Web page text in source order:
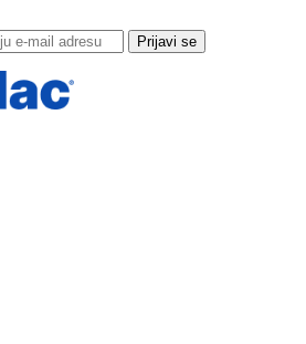
Prijavi se